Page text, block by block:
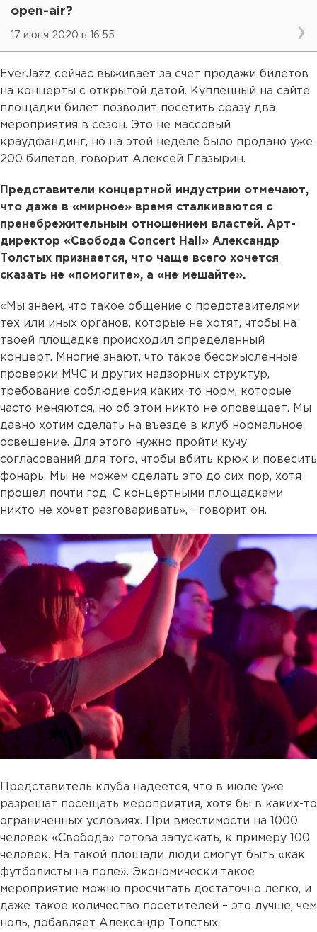
open-air?
17 июня 2020 в 16:55
EverJazz сейчас выживает за счет продажи билетов
на концерты с открытой датой. Купленный на сайте
площадки билет позволит посетить сразу два
мероприятия в сезон. Это не массовый
краудфандинг, но на этой неделе было продано уже
200 билетов, говорит Алексей Глазырин.
Представители концертной индустрии отмечают,
что даже в «мирное» время сталкиваются с
пренебрежительным отношением властей. Арт-
директор «Свобода Сoncert Hall» Александр
Толстых признается, что чаще всего хочется
сказать не «помогите», а «не мешайте».
«Мы знаем, что такое общение с представителями
тех или иных органов, которые не хотят, чтобы на
твоей площадке происходил определенный
концерт. Многие знают, что такое бессмысленные
проверки МЧС и других надзорных структур,
требование соблюдения каких-то норм, которые
часто меняются, но об этом никто не оповещает. Мы
давно хотим сделать на въезде в клуб нормальное
освещение. Для этого нужно пройти кучу
согласований для того, чтобы вбить крюк и повесить
фонарь. Мы не можем сделать это до сих пор, хотя
прошел почти год. С концертными площадками
никто не хочет разговаривать», - говорит он.
Представитель клуба надеется, что в июле уже
разрешат посещать мероприятия, хотя бы в каких-то
ограниченных условиях. При вместимости на 1000
человек «Свобода» готова запускать, к примеру 100
человек. На такой площади люди смогут быть «как
футболисты на поле». Экономически такое
мероприятие можно просчитать достаточно легко, и
даже такое количество посетителей – это лучше, чем
ноль, добавляет Александр Толстых.